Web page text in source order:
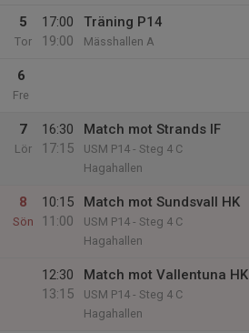
5
Tor
17:00
19:00
Träning P14
Mässhallen A
6
Fre
7
Lör
16:30
17:15
Match mot Strands IF
USM P14 - Steg 4 C
Hagahallen
8
Sön
10:15
11:00
Match mot Sundsvall HK
USM P14 - Steg 4 C
Hagahallen
12:30
13:15
Match mot Vallentuna HK
USM P14 - Steg 4 C
Hagahallen